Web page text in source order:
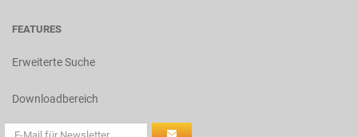
FEATURES
Erweiterte Suche
Downloadbereich